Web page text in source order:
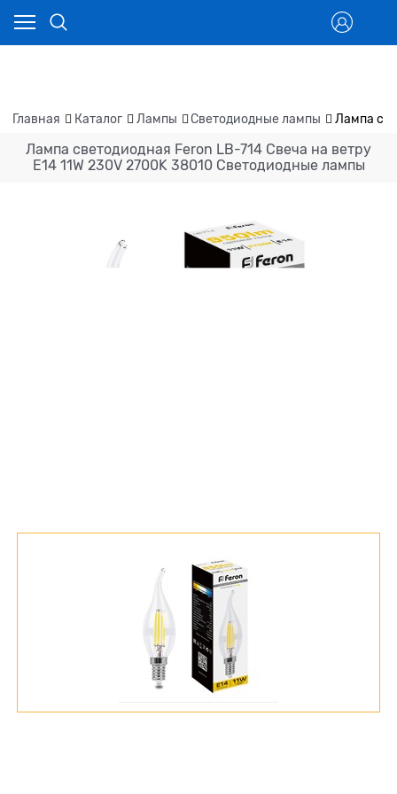
Главная Каталог Лампы Светодиодные лампы Лампа
Лампа светодиодная Feron LB-714 Свеча на ветру
E14 11W 230V 2700K 38010 Светодиодные лампы